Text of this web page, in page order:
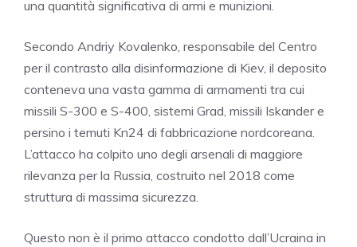
una quantità significativa di armi e munizioni.
Secondo Andriy Kovalenko, responsabile del Centro
per il contrasto alla disinformazione di Kiev, il deposito
conteneva una vasta gamma di armamenti tra cui
missili S-300 e S-400, sistemi Grad, missili Iskander e
persino i temuti Kn24 di fabbricazione nordcoreana.
L’attacco ha colpito uno degli arsenali di maggiore
rilevanza per la Russia, costruito nel 2018 come
struttura di massima sicurezza.
Questo non è il primo attacco condotto dall’Ucraina in